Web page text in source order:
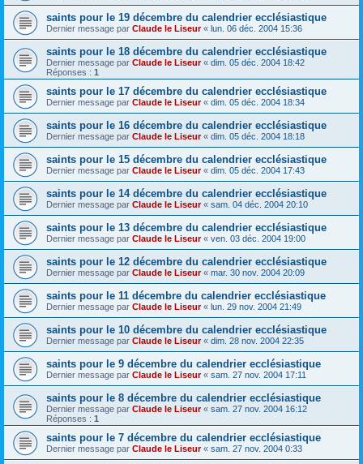
saints pour le 19 décembre du calendrier ecclésiastique
Dernier message par Claude le Liseur« lun. 06 déc. 2004 15:36
saints pour le 18 décembre du calendrier ecclésiastique
Dernier message par Claude le Liseur« dim. 05 déc. 2004 18:42
Réponses : 1
saints pour le 17 décembre du calendrier ecclésiastique
Dernier message par Claude le Liseur« dim. 05 déc. 2004 18:34
saints pour le 16 décembre du calendrier ecclésiastique
Dernier message par Claude le Liseur« dim. 05 déc. 2004 18:18
saints pour le 15 décembre du calendrier ecclésiastique
Dernier message par Claude le Liseur« dim. 05 déc. 2004 17:43
saints pour le 14 décembre du calendrier ecclésiastique
Dernier message par Claude le Liseur« sam. 04 déc. 2004 20:10
saints pour le 13 décembre du calendrier ecclésiastique
Dernier message par Claude le Liseur« ven. 03 déc. 2004 19:00
saints pour le 12 décembre du calendrier ecclésiastique
Dernier message par Claude le Liseur« mar. 30 nov. 2004 20:09
saints pour le 11 décembre du calendrier ecclésiastique
Dernier message par Claude le Liseur« lun. 29 nov. 2004 21:49
saints pour le 10 décembre du calendrier ecclésiastique
Dernier message par Claude le Liseur« dim. 28 nov. 2004 22:35
saints pour le 9 décembre du calendrier ecclésiastique
Dernier message par Claude le Liseur« sam. 27 nov. 2004 17:11
saints pour le 8 décembre du calendrier ecclésiastique
Dernier message par Claude le Liseur« sam. 27 nov. 2004 16:12
Réponses : 1
saints pour le 7 décembre du calendrier ecclésiastique
Dernier message par Claude le Liseur« sam. 27 nov. 2004 0:33